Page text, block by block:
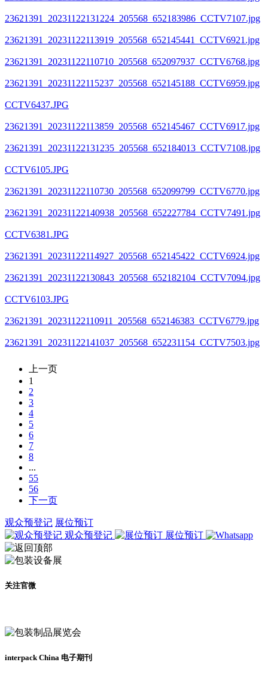
23621391_20231122131224_205568_652183986_CCTV7107.jpg
23621391_20231122113919_205568_652145441_CCTV6921.jpg
23621391_20231122110710_205568_652097937_CCTV6768.jpg
23621391_20231122115237_205568_652145188_CCTV6959.jpg
CCTV6437.JPG
23621391_20231122113859_205568_652145467_CCTV6917.jpg
23621391_20231122131235_205568_652184013_CCTV7108.jpg
CCTV6105.JPG
23621391_20231122110730_205568_652099799_CCTV6770.jpg
23621391_20231122140938_205568_652227784_CCTV7491.jpg
CCTV6381.JPG
23621391_20231122114927_205568_652145422_CCTV6924.jpg
23621391_20231122130843_205568_652182104_CCTV7094.jpg
CCTV6103.JPG
23621391_20231122110911_205568_652146383_CCTV6779.jpg
23621391_20231122141037_205568_652231154_CCTV7503.jpg
上一页
1
2
3
4
5
6
7
8
...
55
56
下一页
观众预登记 展位预订
观众预登记
展位预订
关注官微
interpack China 电子期刊